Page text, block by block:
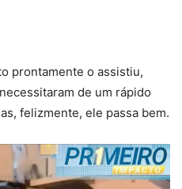
prontamente o assistiu,
de um rápido
felizmente, ele passa bem.